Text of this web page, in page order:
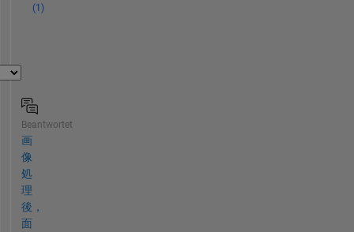
(1)
Beantwortet
画
像
処
理
後，
面